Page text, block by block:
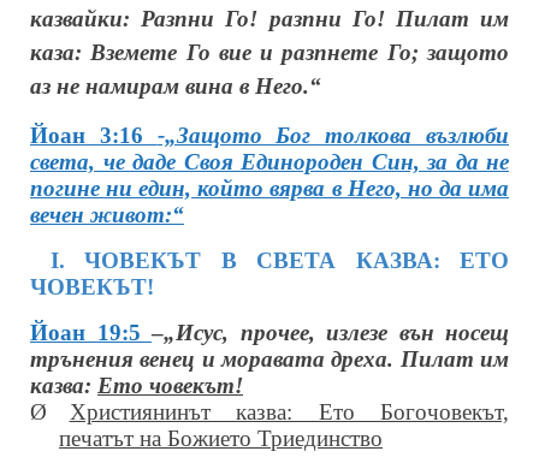
казвайки: Разпни Го! разпни Го! Пилат им
каза: Вземете Го вие и разпнете Го; защото
аз не намирам вина в Него.“
Йоан 3:16 -„Защото Бог толкова възлюби
света, че даде Своя Единороден Син, за да не
погине ни един, който вярва в Него, но да има
вечен живот:“
І. ЧОВЕКЪТ В СВЕТА КАЗВА: ЕТО
ЧОВЕКЪТ!
Йоан 19:5–„Исус, прочее, излезе вън носещ
трънения венец и моравата дреха. Пилат им
казва: Ето човекът!
Ø
Християнинът казва: Ето Богочовекът,
печатът на Божието Триединство